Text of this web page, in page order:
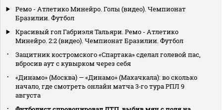
Ремо - Атлетико Минейро. Голы (видео). Чемпионат
Бразилии. Футбол
Красивый гол Габриэля Тальяри. Ремо - Атлетико
Минейро. 2:2 (видео). Чемпионат Бразилии. Футбол
Защитник костромского «Спартака» сделал голевой пас,
вбросив аут с кувырком через себя
«Динамо» (Москва) — «Динамо» (Махачкала): во сколько
начало, где смотреть онлайн матча 3‑го тура РПЛ 9
августа